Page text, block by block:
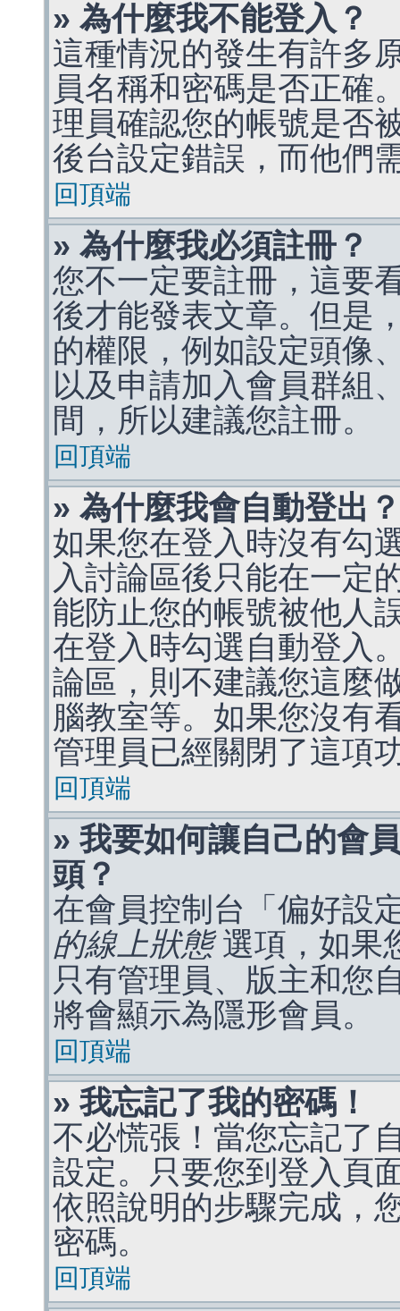
» 為什麼我不能登入？
這種情況的發生有許多
員名稱和密碼是否正確
理員確認您的帳號是否
後台設定錯誤，而他們
回頂端
» 為什麼我必須註冊？
您不一定要註冊，這要
後才能發表文章。但是
的權限，例如設定頭像
以及申請加入會員群組
間，所以建議您註冊。
回頂端
» 為什麼我會自動登出？
如果您在登入時沒有勾
入討論區後只能在一定
能防止您的帳號被他人
在登入時勾選自動登入
論區，則不建議您這麼
腦教室等。如果您沒有
管理員已經關閉了這項
回頂端
» 我要如何讓自己的會
頭？
在會員控制台「偏好設
的線上狀態選項，如果
只有管理員、版主和您
將會顯示為隱形會員。
回頂端
» 我忘記了我的密碼！
不必慌張！當您忘記了
設定。只要您到登入頁
依照說明的步驟完成，
密碼。
回頂端